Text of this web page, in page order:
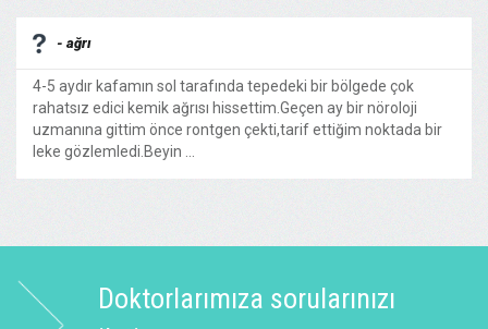
- ağrı
4-5 aydır kafamın sol tarafında tepedeki bir bölgede çok
rahatsız edici kemik ağrısı hissettim.Geçen ay bir nöroloji
uzmanına gittim önce rontgen çekti,tarif ettiğim noktada bir
leke gözlemledi.Beyin ...
Doktorlarımıza sorularınızı